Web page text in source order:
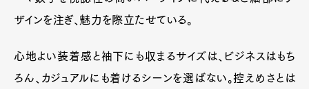
Pen Meet
Pen international Pen tw
ザインを注ぎ、魅力を際立たせている。
心地よい装着感と袖下にも収まるサイズは、ビジネスはもち
ろん、カジュアルにも着けるシーンを選ばない。控えめさとは